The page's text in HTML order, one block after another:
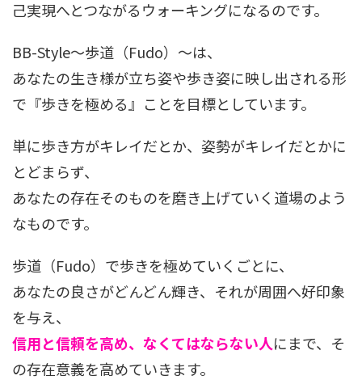
己実現へとつながるウォーキングになるのです。
BB-Style〜歩道（Fudo）〜は、
あなたの生き様が立ち姿や歩き姿に映し出される形
で『歩きを極める』ことを目標としています。
単に歩き方がキレイだとか、姿勢がキレイだとかに
とどまらず、
あなたの存在そのものを磨き上げていく道場のよう
なものです。
歩道（Fudo）で歩きを極めていくごとに、
あなたの良さがどんどん輝き、それが周囲へ好印象
を与え、
信用と信頼を高め、なくてはならない人にまで、そ
の存在意義を高めていきます。